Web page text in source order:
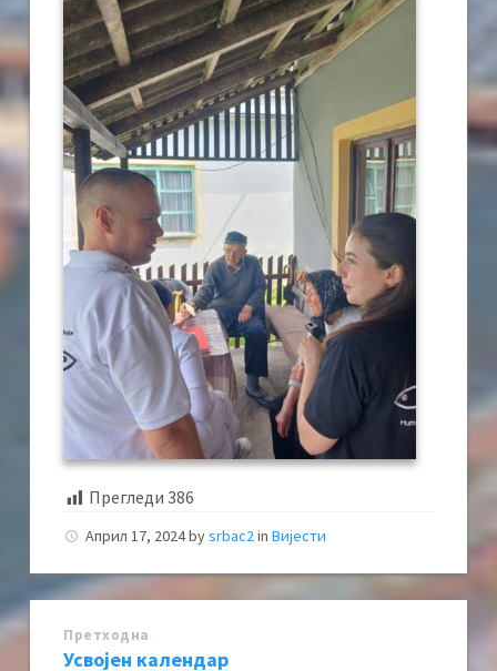
Прегледи 386
Април 17, 2024bysrbac2 in Вијести
Претходна
Усвојен календар